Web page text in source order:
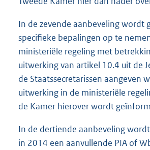
In de zevende aanbeveling wordt
specifieke bepalingen op te
ministeriële regeling met
uitwerking van artikel 10.4 uit de
de Staatssecretarissen aangeven
uitwerking in de ministeriële
de Kamer hierover wordt
In de dertiende aanbeveling
in 2014 een aanvullende PIA of